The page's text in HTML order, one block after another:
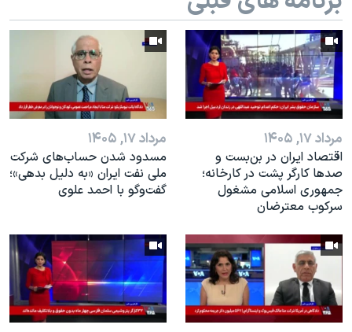
مرداد ۱۷, ۱۴۰۵
اقتصاد ایران در بن‌بست و
صدها کارگر پشت در کارخانه؛
جمهوری اسلامی مشغول
سرکوب معترضان
مرداد ۱۷, ۱۴۰۵
مسدود شدن حساب‌های شرکت
ملی نفت ایران «به دلیل بدهی»؛
گفت‌و‌گو با احمد علوی